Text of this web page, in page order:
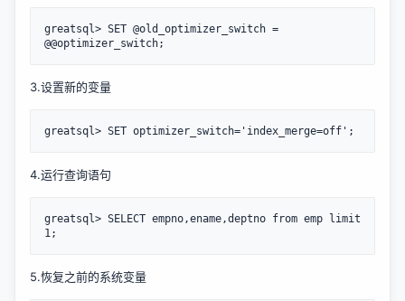
greatsql> SET @old_optimizer_switch =
3.设置新的变量
4.运行查询语句
greatsql> SELECT empno,ename,deptno from emp limit
5.恢复之前的系统变量